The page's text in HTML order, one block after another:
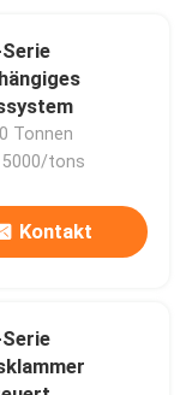
Tonnen
tons
Kontakt